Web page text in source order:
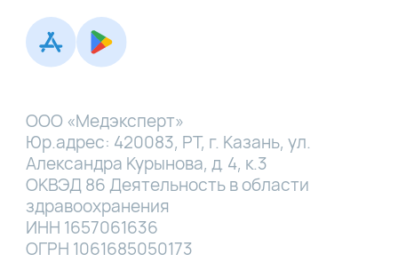
ООО «Медэксперт»
Юр.адрес: 420083, РТ, г. Казань, ул.
Александра Курынова, д. 4, к.3
ОКВЭД 86 Деятельность в области
здравоохранения
ИНН 1657061636
ОГРН 1061685050173